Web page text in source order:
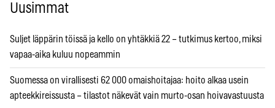
Uusimmat
Suljet läppärin töissä ja kello on yhtäkkiä 22 – tutkimus kertoo, miksi
vapaa-aika kuluu nopeammin
Suomessa on virallisesti 62 000 omaishoitajaa: hoito alkaa usein
apteekkireissusta – tilastot näkevät vain murto-osan hoivavastuusta